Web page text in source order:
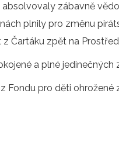
zábavně
plnily pro změnu
Čartáku zpět na
a plné jedinečných
pro děti ohrožené